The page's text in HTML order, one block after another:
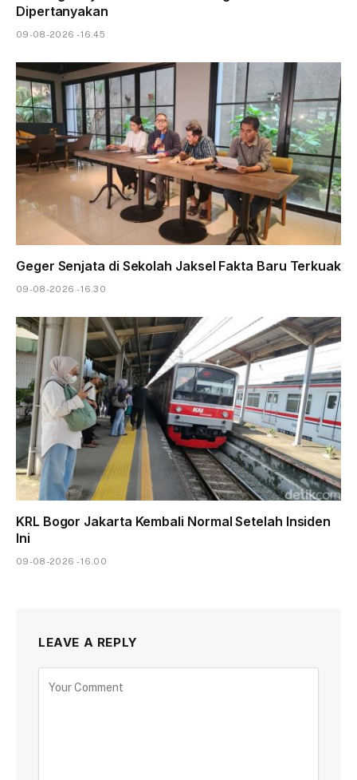
Dipertanyakan
09-08-2026 - 16.45
Geger Senjata di Sekolah Jaksel Fakta Baru Terkuak
09-08-2026 - 16.30
KRL Bogor Jakarta Kembali Normal Setelah Insiden
Ini
09-08-2026 - 16.00
LEAVE A REPLY